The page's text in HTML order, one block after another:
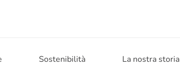
Sostenibilità La nostra storia